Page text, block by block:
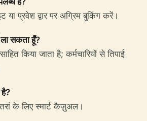
या प्रवेश द्वार पर अग्रिम बुकिंग करें।
ला सकता हूँ?
किया जाता है; कर्मचारियों से तिपाई
के लिए स्मार्ट कैज़ुअल।